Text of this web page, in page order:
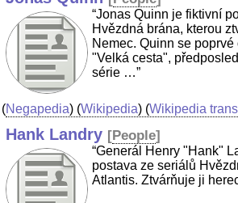
“Jonas Quinn je fiktivní
Hvězdná brána, kterou
Nemec. Quinn se
"Velká cesta",
série …”
(Negapedia) (Wikipedia) (Wikipedia
Hank Landry [People]
“Generál Henry "Hank"
postava ze seriálů
Atlantis. Ztvárňuje ji